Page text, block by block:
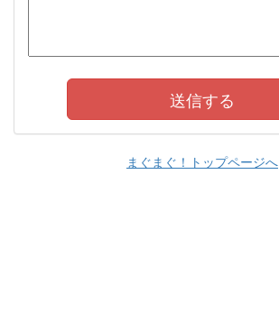
まぐまぐ！トップページへ